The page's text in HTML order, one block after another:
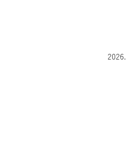
2026.